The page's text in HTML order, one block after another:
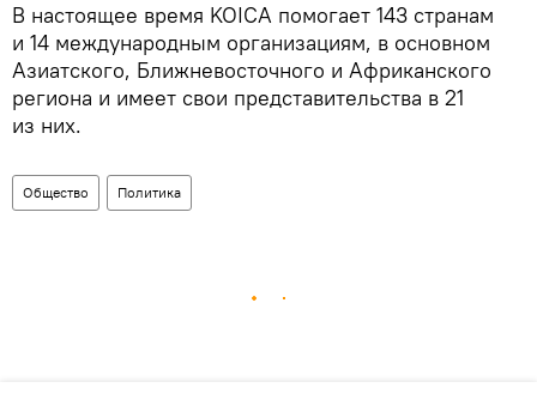
В настоящее время KOICA помогает 143 странам
и 14 международным организациям, в основном
Азиатского, Ближневосточного и Африканского
региона и имеет свои представительства в 21
из них.
Общество Политика